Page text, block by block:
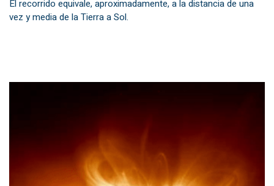
El recorrido equivale, aproximadamente, a la distancia de una
vez y media de la Tierra a Sol.